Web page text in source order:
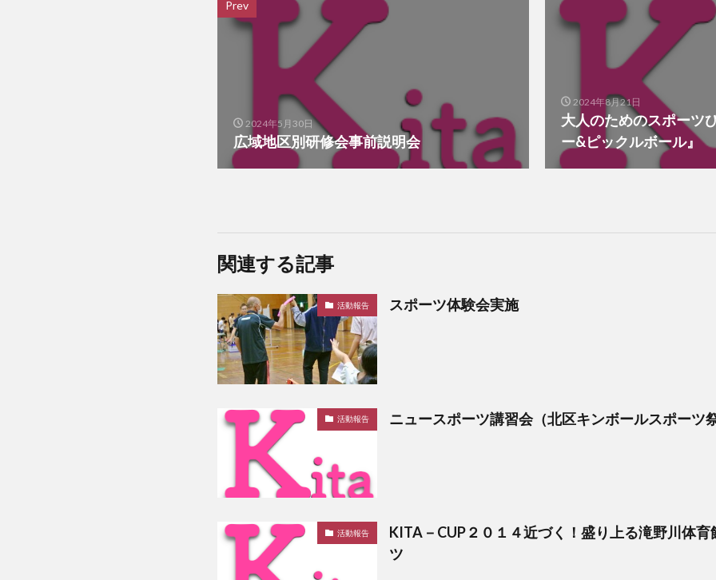
Prev
2024年5月30日
広域地区別研修会事前説明会
2024年8月21日
大人のためのスポーツ
ー&ピックルボール』
関連する記事
活動報告 スポーツ体験会実施
活動報告 ニュースポーツ講習会（北区キンボールスポーツ
活動報告
KITA－CUP２０１４近づく！盛り上る滝野川体
ツ